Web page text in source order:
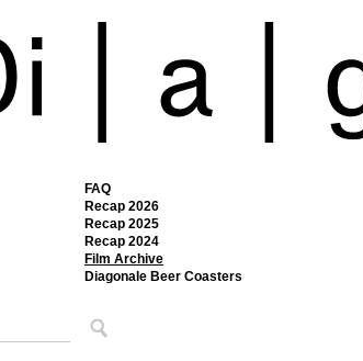
FAQ
Recap 2026
Recap 2025
Recap 2024
Film Archive
Diagonale Beer Coasters